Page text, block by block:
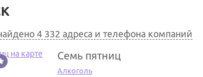
4 332 адреса и телефона компаний
Семь пятниц
Алкоголь